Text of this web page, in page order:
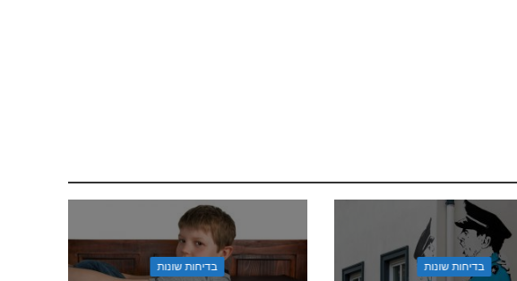
בדיחות שונות בדיחות שונות